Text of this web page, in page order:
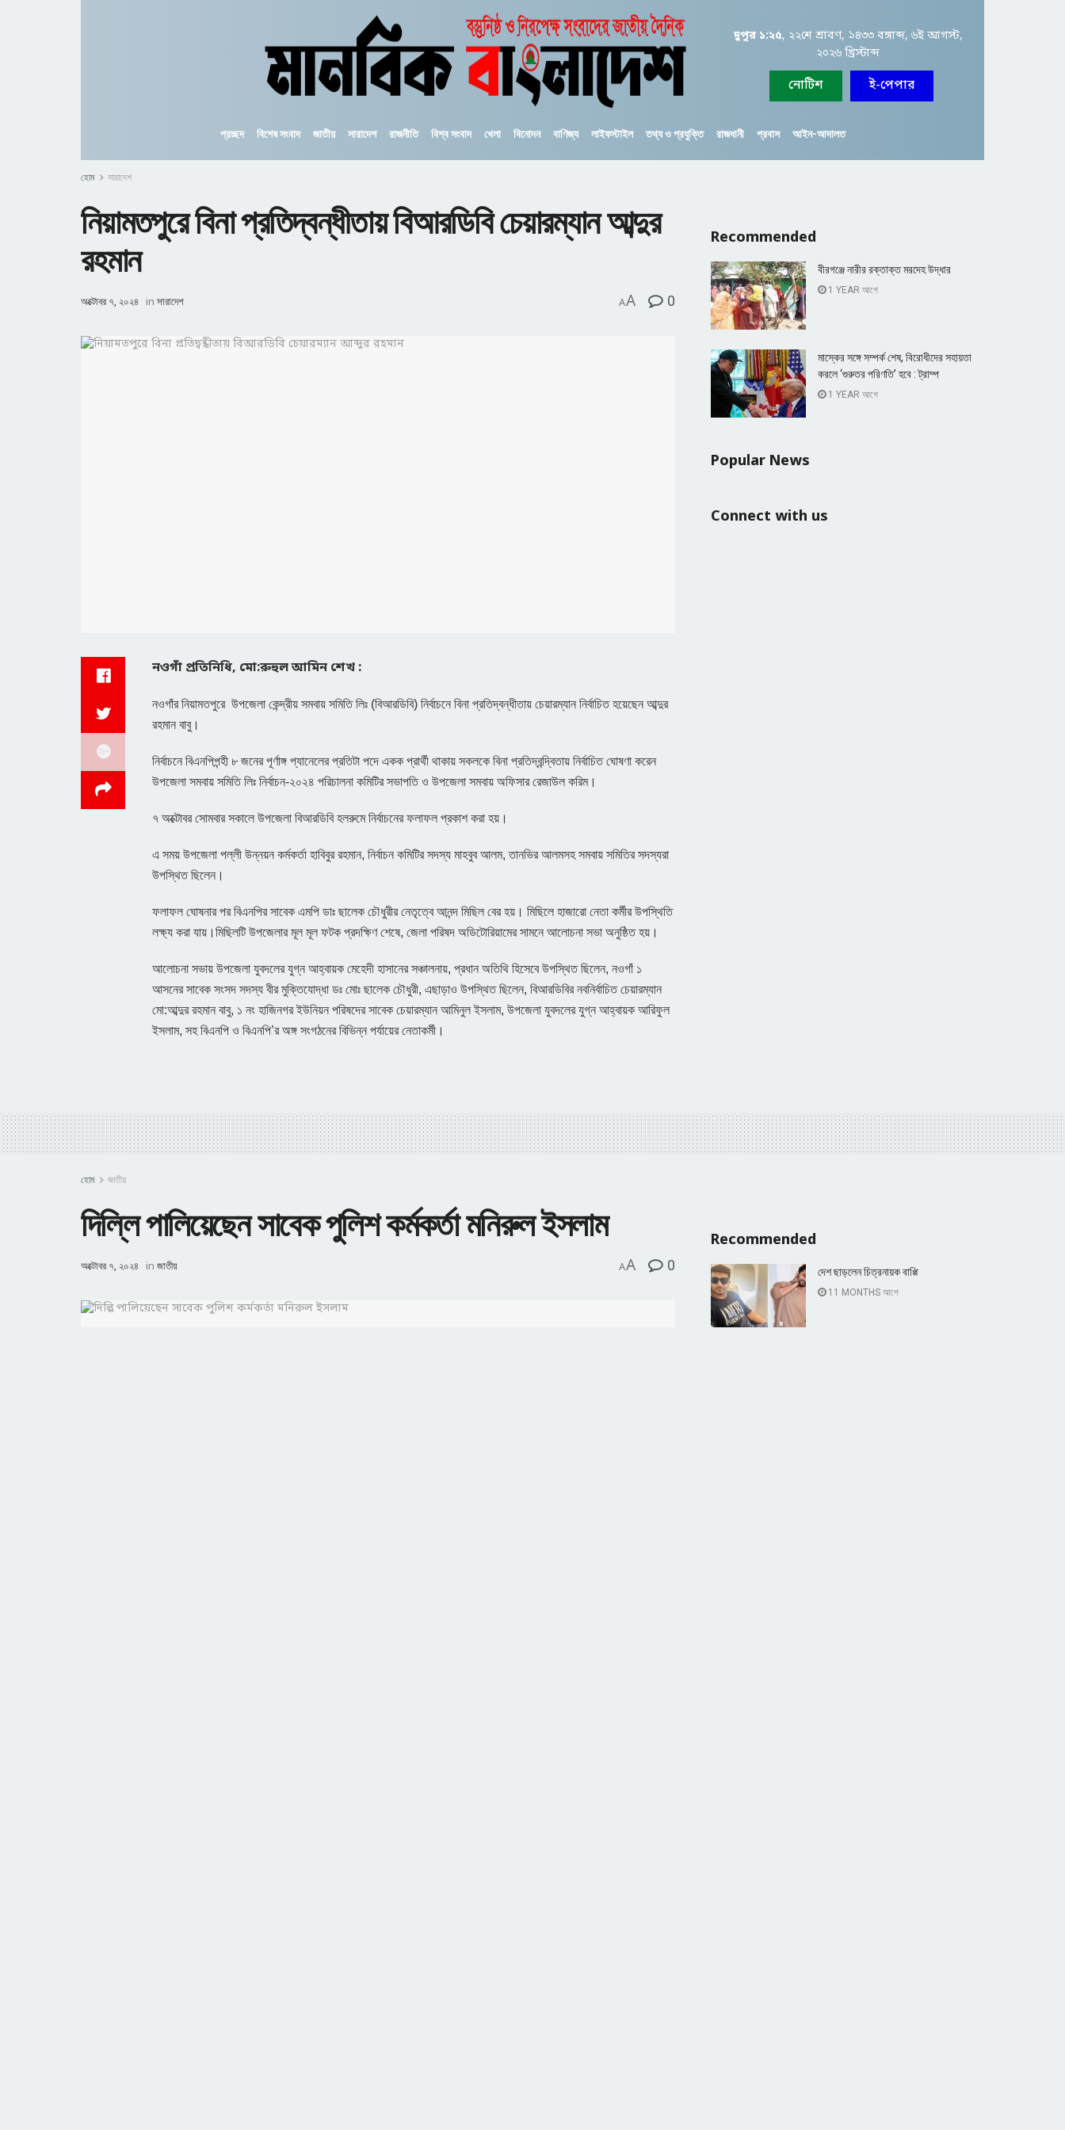
দুপুর ১:২৫, ২২শে শ্রাবণ, ১৪৩৩ বঙ্গাব্দ, ৬ই আগস্ট,
২০২৬ খ্রিস্টাব্দ
নোটিশ ই-পেপার
প্রচ্ছদ বিশেষ সংবাদ জাতীয় সারাদেশ রাজনীতি বিশ্ব সংবাদ খেলা বিনোদন বাণিজ্য লাইফস্টাইল তথ্য ও প্রযুক্তি রাজধানী প্রবাস আইন-আদালত
হোম সারাদেশ
নিয়ামতপুরে বিনা প্রতিদ্বন্ধীতায় বিআরডিবি চেয়ারম্যান আব্দুর
রহমান
অক্টোবর ৭, ২০২৪ in সারাদেশ AA 0
নওগাঁ প্রতিনিধি, মো:রুহুল আমিন শেখ :
নওগাঁর নিয়ামতপুরে উপজেলা কেন্দ্রীয় সমবায় সমিতি লিঃ (বিআরডিবি) নির্বাচনে বিনা প্রতিদ্বন্ধীতায় চেয়ারম্যান নির্বাচিত হয়েছেন আব্দুর
রহমান বাবু।
নির্বাচনে বিএনপিপন্হী ৮ জনের পূর্ণাঙ্গ প্যানেলের প্রতিটা পদে একক প্রার্থী থাকায় সকলকে বিনা প্রতিদ্বন্দ্বিতায় নির্বাচিত ঘোষণা করেন
উপজেলা সমবায় সমিতি লিঃ নির্বাচন-২০২৪ পরিচালনা কমিটির সভাপতি ও উপজেলা সমবায় অফিসার রেজাউল করিম।
৭ অক্টোবর সোমবার সকালে উপজেলা বিআরডিবি হলরুমে নির্বাচনের ফলাফল প্রকাশ করা হয়।
এ সময় উপজেলা পল্লী উন্নয়ন কর্মকর্তা হাবিবুর রহমান, নির্বাচন কমিটির সদস্য মাহবুব আলম, তানভির আলমসহ সমবায় সমিতির সদস্যরা
উপস্থিত ছিলেন।
ফলাফল ঘোষনার পর বিএনপির সাবেক এমপি ডাঃ ছালেক চৌধুরীর নেতৃত্বে আনন্দ মিছিল বের হয়। মিছিলে হাজারো নেতা কর্মীর উপস্থিতি
লক্ষ্য করা যায়।মিছিলটি উপজেলার মূল মূল ফটক প্রদক্ষিণ শেষে, জেলা পরিষদ অডিটোরিয়ামের সামনে আলোচনা সভা অনুষ্ঠিত হয়।
আলোচনা সভায় উপজেলা যুবদলের যুগ্ন আহ্বায়ক মেহেদী হাসানের সঞ্চালনায়, প্রধান অতিথি হিসেবে উপস্থিত ছিলেন, নওগাঁ ১
আসনের সাবেক সংসদ সদস্য বীর মুক্তিযোদ্ধা ডঃ মোঃ ছালেক চৌধুরী, এছাড়াও উপস্থিত ছিলেন, বিআরডিবির নবনির্বাচিত চেয়ারম্যান
মো:আব্দুর রহমান বাবু, ১ নং হাজিনগর ইউনিয়ন পরিষদের সাবেক চেয়ারম্যান আমিনুল ইসলাম, উপজেলা যুবদলের যুগ্ন আহ্বায়ক আরিফুল
ইসলাম, সহ বিএনপি ও বিএনপি’র অঙ্গ সংগঠনের বিভিন্ন পর্যায়ের নেতাকর্মী।
Recommended
বীরগঞ্জে নারীর রক্তাক্ত মরদেহ উদ্ধার
1 YEAR আগে
মাস্কের সঙ্গে সম্পর্ক শেষ, বিরোধীদের সহায়তা
করলে ‘গুরুতর পরিণতি’ হবে : ট্রাম্প
1 YEAR আগে
Popular News
Connect with us
হোম জাতীয়
দিল্লি পালিয়েছেন সাবেক পুলিশ কর্মকর্তা মনিরুল ইসলাম
অক্টোবর ৭, ২০২৪ in জাতীয় AA 0
Recommended
দেশ ছাড়লেন চিত্রনায়ক বাপ্পি
11 MONTHS আগে